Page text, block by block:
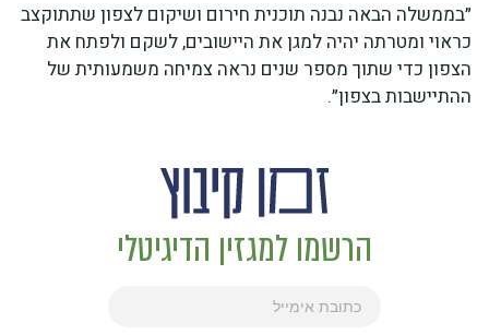
״בממשלה הבאה נבנה תוכנית חירום ושיקום לצפון שתתוקצב
כראוי ומטרתה יהיה למגן את היישובים, לשקם ולפתח את
הצפון כדי שתוך מספר שנים נראה צמיחה משמעותית של
ההתיישבות בצפון״.
הרשמו למגזין הדיגיטלי